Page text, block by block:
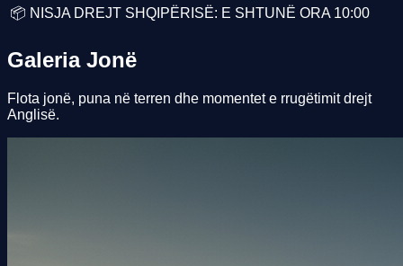
📦 NISJA DREJT SHQIPËRISË: E SHTUNË ORA 10:00
Galeria Jonë
Flota jonë, puna në terren dhe momentet e rrugëtimit drejt
Anglisë.